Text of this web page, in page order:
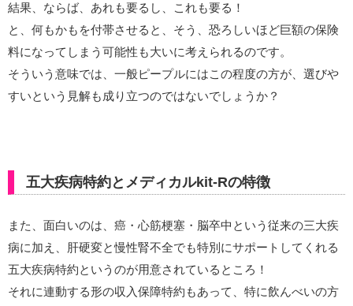
結果、ならば、あれも要るし、これも要る！
と、何もかもを付帯させると、そう、恐ろしいほど巨額の保険
料になってしまう可能性も大いに考えられるのです。
そういう意味では、一般ピープルにはこの程度の方が、選びや
すいという見解も成り立つのではないでしょうか？
五大疾病特約とメディカルkit-Rの特徴
また、面白いのは、癌・心筋梗塞・脳卒中という従来の三大疾
病に加え、肝硬変と慢性腎不全でも特別にサポートしてくれる
五大疾病特約というのが用意されているところ！
それに連動する形の収入保障特約もあって、特に飲んべいの方